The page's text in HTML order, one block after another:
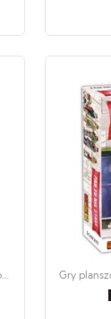
Odkryj
Gry planszowe i towarzyskie / Gry planszowe dla dzieci